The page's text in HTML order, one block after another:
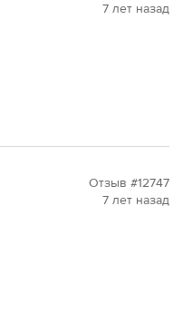
7 лет назад
Отзыв #12747
7 лет назад